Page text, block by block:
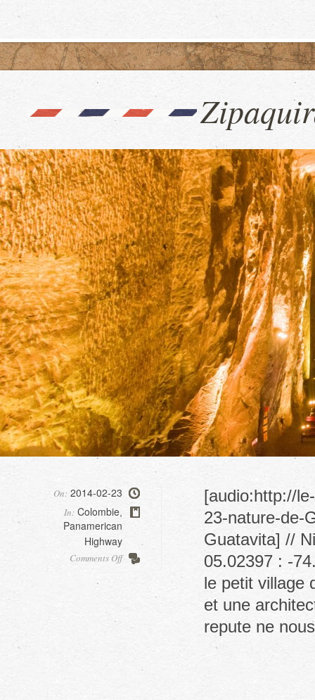
On: 2014-02-23
In: Colombie
Panamerican
Highway
Comments Offon
Cathedral
[audio:http://
23-nature-de-
Guatavita] //
05.02397 : -
le petit village
et une
repute ne